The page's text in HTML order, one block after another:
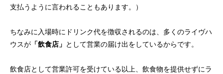
支払うように言われることもあります。）
ちなみに入場時にドリンク代を徴収されるのは、多くのライヴハ
ウスが 「飲食店」 として営業の届け出をしているからです。
飲食店として営業許可を受けている以上、飲食物を提供せずにラ